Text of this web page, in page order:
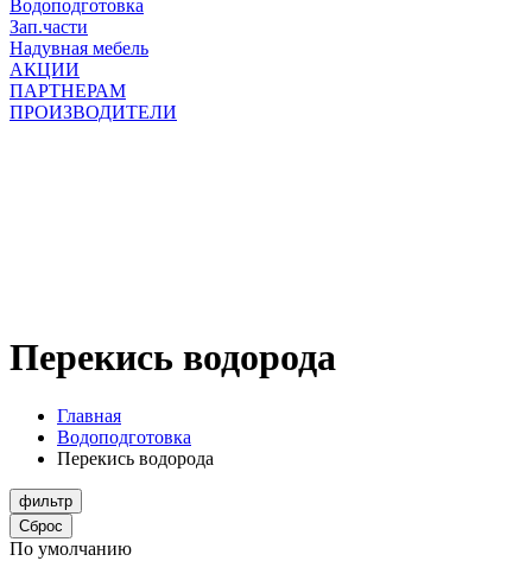
Водоподготовка
Зап.части
Надувная мебель
АКЦИИ
ПАРТНЕРАМ
ПРОИЗВОДИТЕЛИ
Перекись водорода
Главная
Водоподготовка
Перекись водорода
фильтр
Сброс
По умолчанию